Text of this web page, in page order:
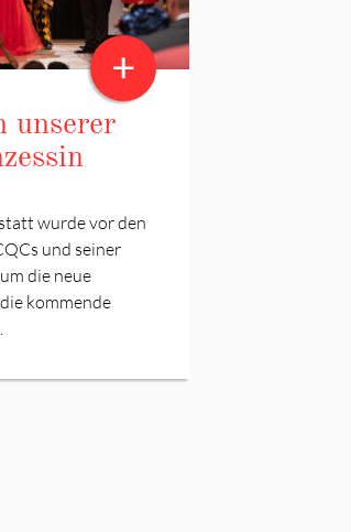
unserer
wurde vor den
und seiner
die neue
kommende
+